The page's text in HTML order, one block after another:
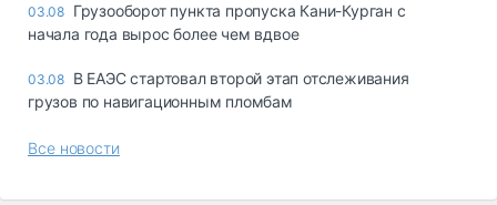
03.08 Грузооборот пункта пропуска Кани-Курган с
начала года вырос более чем вдвое
03.08 В ЕАЭС стартовал второй этап отслеживания
грузов по навигационным пломбам
Все новости